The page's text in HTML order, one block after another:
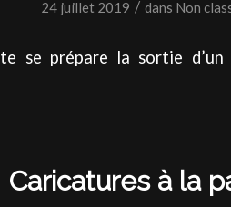
24 juillet 2019 / dans Non
se prépare la sortie
Caricatures à la